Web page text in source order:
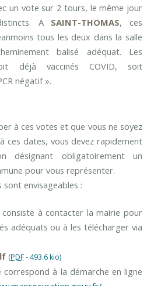
un vote sur 2 tours, le même jour
A SAINT-THOMAS, ces
tous les deux dans la salle
balisé adéquat. Les
déjà vaccinés COVID, soit
négatif ».
à ces votes et que vous ne soyez
à ces dates, vous devez rapidement
désignant obligatoirement un
pour vous représenter.
envisageables :
à contacter la mairie pour
adéquats ou à les télécharger via
(PDF-493.6 kio)
correspond à la démarche en ligne